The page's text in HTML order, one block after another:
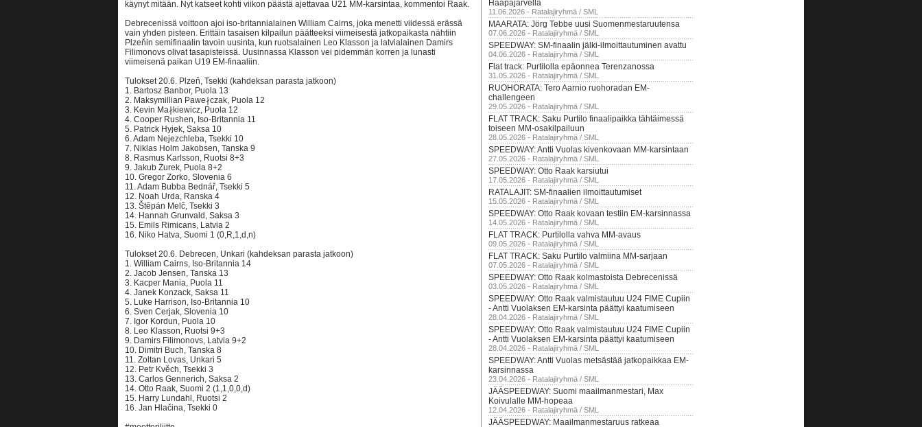
käynyt mitään. Nyt katseet kohti viikon päästä ajettavaa U21 MM-karsintaa, kommentoi Raak.
Debrecenissä voittoon ajoi iso-britannialainen William Cairns, joka menetti viidessä erässä
vain yhden pisteen. Erittäin tasaisen kilpailun päätteeksi viimeisestä jatkopaikasta nähtiin
Plzeňin semifinaalin tavoin uusinta, kun ruotsalainen Leo Klasson ja latvialainen Damirs
Filimonovs olivat tasapisteissä. Uusinnassa Klasson vei pidemmän korren ja lunasti
viimeisenä paikan U19 EM-finaaliin.
Tulokset 20.6. Plzeň, Tsekki (kahdeksan parasta jatkoon)
1. Bartosz Banbor, Puola 13
2. Maksymillian Pawe∤czak, Puola 12
3. Kevin Ma∤kiewicz, Puola 12
4. Cooper Rushen, Iso-Britannia 11
5. Patrick Hyjek, Saksa 10
6. Adam Nejezchleba, Tsekki 10
7. Niklas Holm Jakobsen, Tanska 9
8. Rasmus Karlsson, Ruotsi 8+3
9. Jakub Żurek, Puola 8+2
10. Gregor Zorko, Slovenia 6
11. Adam Bubba Bednář, Tsekki 5
12. Noah Urda, Ranska 4
13. Štěpán Melč, Tsekki 3
14. Hannah Grunvald, Saksa 3
15. Emils Rimicans, Latvia 2
16. Niko Hatva, Suomi 1 (0,R,1,d,n)
Tulokset 20.6. Debrecen, Unkari (kahdeksan parasta jatkoon)
1. William Cairns, Iso-Britannia 14
2. Jacob Jensen, Tanska 13
3. Kacper Mania, Puola 11
4. Janek Konzack, Saksa 11
5. Luke Harrison, Iso-Britannia 10
6. Sven Cerjak, Slovenia 10
7. Igor Kordun, Puola 10
8. Leo Klasson, Ruotsi 9+3
9. Damirs Filimonovs, Latvia 9+2
10. Dimitri Buch, Tanska 8
11. Zoltan Lovas, Unkari 5
12. Petr Kvěch, Tsekki 3
13. Carlos Gennerich, Saksa 2
14. Otto Raak, Suomi 2 (1,1,0,0,d)
15. Harry Lundahl, Ruotsi 2
16. Jan Hlačina, Tsekki 0
Haapajärvellä
11.06.2026 - Ratalajiryhmä / SML
MAARATA: Jörg Tebbe uusi Suomenmestaruutensa
07.06.2026 - Ratalajiryhmä / SML
SPEEDWAY: SM-finaalin jälki-ilmoittautuminen avattu
04.06.2026 - Ratalajiryhmä / SML
Flat track: Purtilolla epäonnea Terenzanossa
31.05.2026 - Ratalajiryhmä / SML
RUOHORATA: Tero Aarnio ruohoradan EM-
challengeen
29.05.2026 - Ratalajiryhmä / SML
FLAT TRACK: Saku Purtilo finaalipaikka tähtäimessä
toiseen MM-osakilpailuun
28.05.2026 - Ratalajiryhmä / SML
SPEEDWAY: Antti Vuolas kivenkovaan MM-karsintaan
27.05.2026 - Ratalajiryhmä / SML
SPEEDWAY: Otto Raak karsiutui
17.05.2026 - Ratalajiryhmä / SML
RATALAJIT: SM-finaalien ilmoittautumiset
15.05.2026 - Ratalajiryhmä / SML
SPEEDWAY: Otto Raak kovaan testiin EM-karsinnassa
14.05.2026 - Ratalajiryhmä / SML
FLAT TRACK: Purtilolla vahva MM-avaus
09.05.2026 - Ratalajiryhmä / SML
FLAT TRACK: Saku Purtilo valmiina MM-sarjaan
07.05.2026 - Ratalajiryhmä / SML
SPEEDWAY: Otto Raak kolmastoista Debrecenissä
03.05.2026 - Ratalajiryhmä / SML
SPEEDWAY: Otto Raak valmistautuu U24 FIME Cupiin
- Antti Vuolaksen EM-karsinta päättyi kaatumiseen
28.04.2026 - Ratalajiryhmä / SML
SPEEDWAY: Otto Raak valmistautuu U24 FIME Cupiin
- Antti Vuolaksen EM-karsinta päättyi kaatumiseen
28.04.2026 - Ratalajiryhmä / SML
SPEEDWAY: Antti Vuolas metsästää jatkopaikkaa EM-
karsinnassa
23.04.2026 - Ratalajiryhmä / SML
JÄÄSPEEDWAY: Suomi maailmanmestari, Max
Koivulalle MM-hopeaa
12.04.2026 - Ratalajiryhmä / SML
JÄÄSPEEDWAY: Maailmanmestaruus ratkeaa